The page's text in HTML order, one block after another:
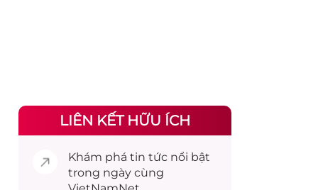
LIÊN KẾT HỮU ÍCH
Khám phá tin tức nổi bật
trong ngày cùng